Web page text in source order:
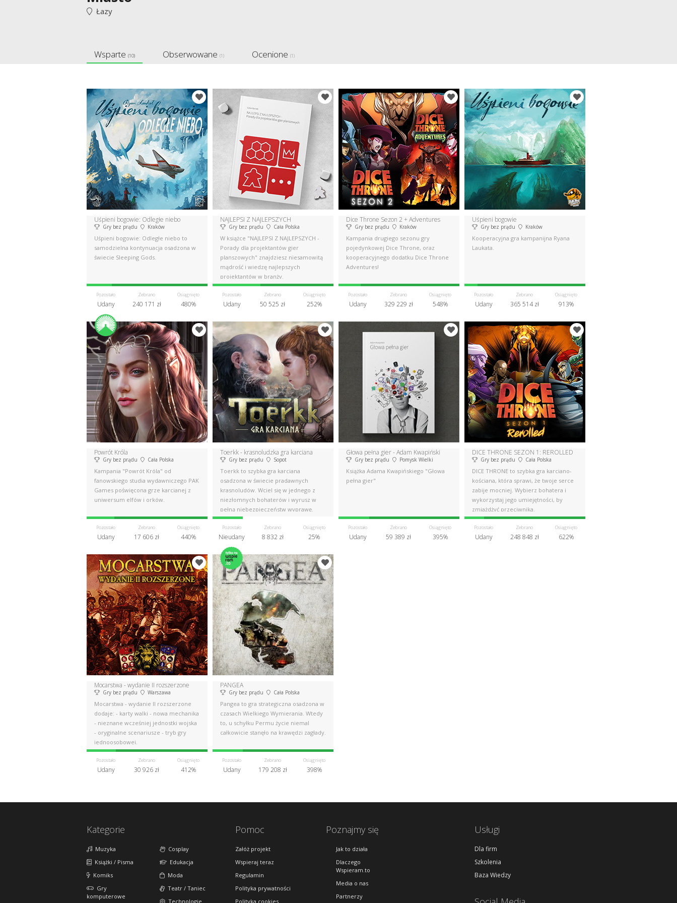
Łazy
Wsparte (10) Obserwowane (1) Ocenione (1)
Uśpieni bogowie: Odległe niebo
Gry bez prądu Kraków
Uśpieni bogowie: Odległe niebo to
samodzielna kontynuacja osadzona w
świecie Sleeping Gods.
Pozostało
Udany
Zebrano
240 171 zł
Osiągnięto
480%
NAJLEPSI Z NAJLEPSZYCH
Gry bez prądu Cała Polska
W książce "NAJLEPSI Z NAJLEPSZYCH -
Porady dla projektantów gier
planszowych" znajdziesz niesamowitą
mądrość i wiedzę najlepszych
projektantów w branży.
Pozostało
Udany
Zebrano
50 525 zł
Osiągnięto
252%
Dice Throne Sezon 2 + Adventures
Gry bez prądu Kraków
Kampania drugiego sezonu gry
pojedynkowej Dice Throne, oraz
kooperacyjnego dodatku Dice Throne
Adventures!
Pozostało
Udany
Zebrano
329 229 zł
Osiągnięto
548%
Uśpieni bogowie
Gry bez prądu Kraków
Kooperacyjna gra kampanijna Ryana
Laukata.
Pozostało
Udany
Zebrano
365 514 zł
Osiągnięto
913%
Powrót Króla
Gry bez prądu Cała Polska
Kampania "Powrót Króla" od
fanowskiego studia wydawniczego PAK
Games poświęcona grze karcianej z
uniwersum elfów i orków.
Pozostało
Udany
Zebrano
17 606 zł
Osiągnięto
440%
Toerkk - krasnoludzka gra karciana
Gry bez prądu Sopot
Toerkk to szybka gra karciana
osadzona w świecie pradawnych
krasnoludów. Wciel się w jednego z
niezłomnych bohaterów i wyrusz w
pełną niebezpieczeństw wyprawę.
Pozostało
Nieudany
Zebrano
8 832 zł
Osiągnięto
25%
Głowa pełna gier - Adam Kwapiński
Gry bez prądu Pomysk Wielki
Książka Adama Kwapińskiego "Głowa
pełna gier"
Pozostało
Udany
Zebrano
59 389 zł
Osiągnięto
395%
DICE THRONE SEZON 1: REROLLED
Gry bez prądu Cała Polska
DICE THRONE to szybka gra karciano-
kościana, która sprawi, że twoje serce
zabije mocniej. Wybierz bohatera i
wykorzystaj jego umiejętności, by
zmiażdżyć przeciwnika.
Pozostało
Udany
Zebrano
248 848 zł
Osiągnięto
622%
Mocarstwa - wydanie II rozszerzone
Gry bez prądu Warszawa
Mocarstwa - wydanie II rozszerzone
dodaje: - karty walki - nowa mechanika
- nieznane wcześniej jednostki wojska
- oryginalne scenariusze - tryb gry
jednoosobowej.
Pozostało
Udany
Zebrano
30 926 zł
Osiągnięto
412%
PANGEA
Gry bez prądu Cała Polska
Pangea to gra strategiczna osadzona w
czasach Wielkiego Wymierania. Wtedy
to, u schyłku Permu życie niemal
całkowicie stanęło na krawędzi zagłady.
Pozostało
Udany
Zebrano
179 208 zł
Osiągnięto
398%
Kategorie
Muzyka
Książki / Pisma
Komiks
Gry
komputerowe
Cosplay
Edukacja
Moda
Teatr / Taniec
Technologie
Pomoc
Załóż projekt
Wspieraj teraz
Regulamin
Polityka prywatności
Polityka cookies
Poznajmy się
Jak to działa
Dlaczego
Wspieram.to
Media o nas
Partnerzy
Usługi
Dla firm
Szkolenia
Baza Wiedzy